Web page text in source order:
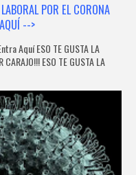
POR EL CORONA
-->
Aquí ESO TE GUSTA LA
CARAJO!!! ESO TE GUSTA LA